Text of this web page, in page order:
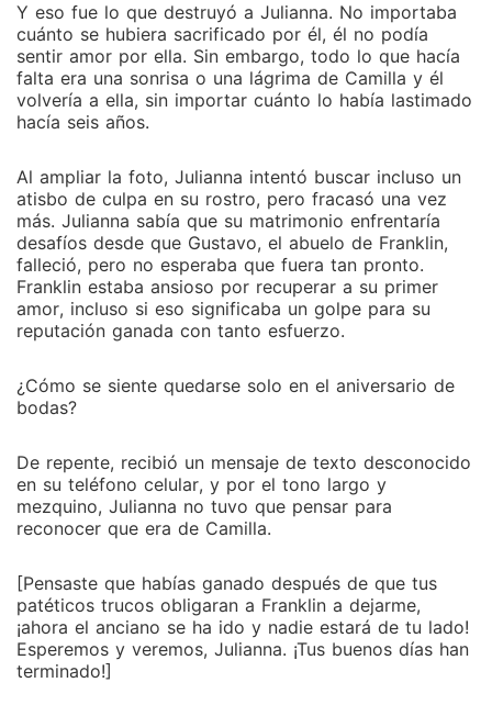
Y eso fue lo que destruyó a Julianna. No importaba
cuánto se hubiera sacrificado por él, él no podía
sentir amor por ella. Sin embargo, todo lo que hacía
falta era una sonrisa o una lágrima de Camilla y él
volvería a ella, sin importar cuánto lo había lastimado
hacía seis años.
Al ampliar la foto, Julianna intentó buscar incluso un
atisbo de culpa en su rostro, pero fracasó una vez
más. Julianna sabía que su matrimonio enfrentaría
desafíos desde que Gustavo, el abuelo de Franklin,
falleció, pero no esperaba que fuera tan pronto.
Franklin estaba ansioso por recuperar a su primer
amor, incluso si eso significaba un golpe para su
reputación ganada con tanto esfuerzo.
¿Cómo se siente quedarse solo en el aniversario de
bodas?
De repente, recibió un mensaje de texto desconocido
en su teléfono celular, y por el tono largo y
mezquino, Julianna no tuvo que pensar para
reconocer que era de Camilla.
[Pensaste que habías ganado después de que tus
patéticos trucos obligaran a Franklin a dejarme,
¡ahora el anciano se ha ido y nadie estará de tu lado!
Esperemos y veremos, Julianna. ¡Tus buenos días han
terminado!]